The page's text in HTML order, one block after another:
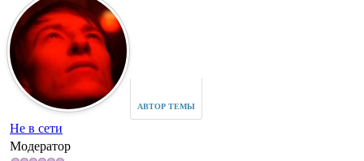
АВТОР ТЕМЫ
Не в сети
Модератор